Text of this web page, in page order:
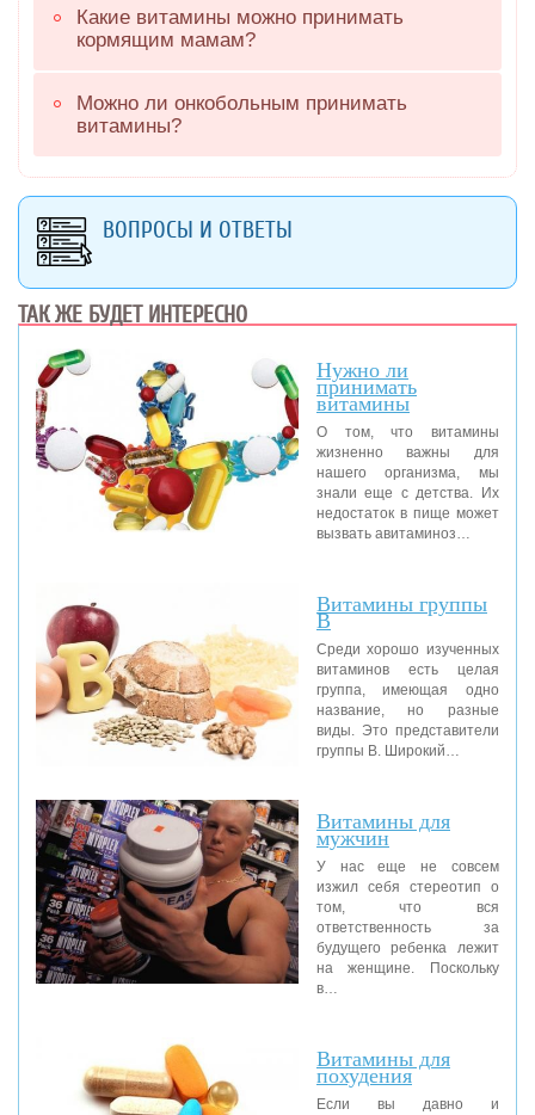
Какие витамины можно принимать
кормящим мамам?
Можно ли онкобольным принимать
витамины?
ВОПРОСЫ И ОТВЕТЫ
ТАК ЖЕ БУДЕТ ИНТЕРЕСНО
Нужно ли
принимать
витамины
О том, что витамины
жизненно важны для
нашего организма, мы
знали еще с детства. Их
недостаток в пище может
вызвать авитаминоз…
Витамины группы
В
Среди хорошо изученных
витаминов есть целая
группа, имеющая одно
название, но разные
виды. Это представители
группы В. Широкий…
Витамины для
мужчин
У нас еще не совсем
изжил себя стереотип о
том, что вся
ответственность за
будущего ребенка лежит
на женщине. Поскольку
в…
Витамины для
похудения
Если вы давно и